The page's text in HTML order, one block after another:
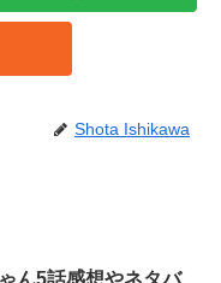
Shota Ishikawa
ん5話感想やネタバ